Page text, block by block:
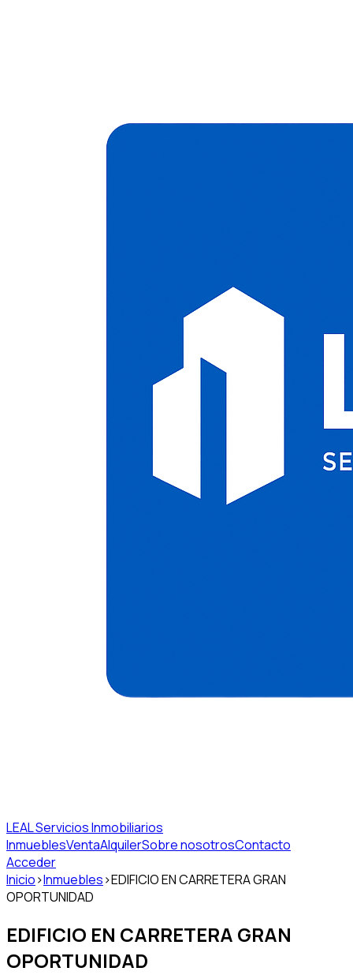
LEAL Servicios Inmobiliarios
InmueblesVentaAlquilerSobre nosotrosContacto
Acceder
Inicio›Inmuebles›EDIFICIO EN CARRETERA GRAN
OPORTUNIDAD
EDIFICIO EN CARRETERA GRAN
OPORTUNIDAD